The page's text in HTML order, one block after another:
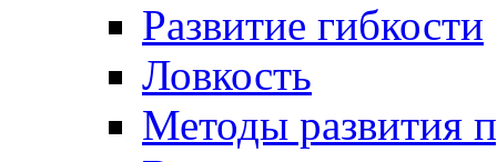
Развитие гибкости
Ловкость
Методы развития